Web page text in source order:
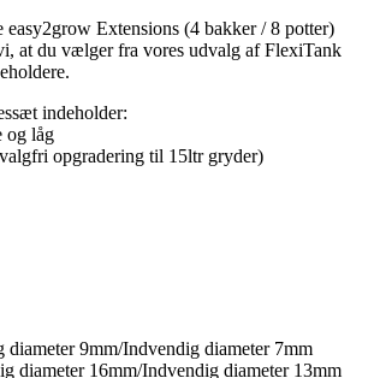
easy2grow Extensions (4 bakker / 8 potter)
at du vælger fra vores udvalg af FlexiTank
indeholder:
og låg
opgradering til 15ltr gryder)
9mm/Indvendig diameter 7mm
diameter 16mm/Indvendig diameter 13mm